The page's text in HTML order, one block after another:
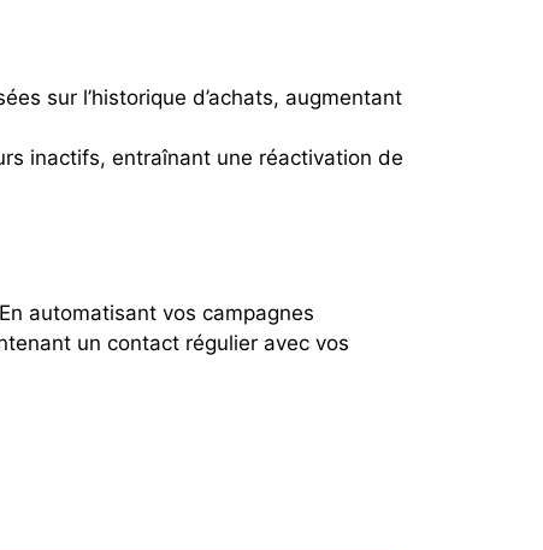
sur l’historique d’achats, augmentant
inactifs, entraînant une réactivation de
automatisant vos campagnes
un contact régulier avec vos